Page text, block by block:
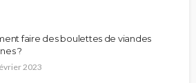
faire des boulettes de viandes
?
2023